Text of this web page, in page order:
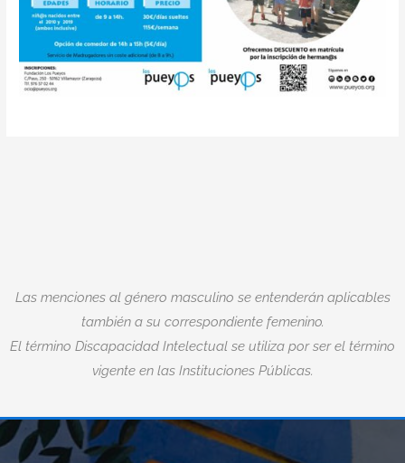
Las menciones al género masculino se entenderán aplicables
también a su correspondiente femenino.
El término Discapacidad Intelectual se utiliza por ser el término
vigente en las Instituciones Públicas.